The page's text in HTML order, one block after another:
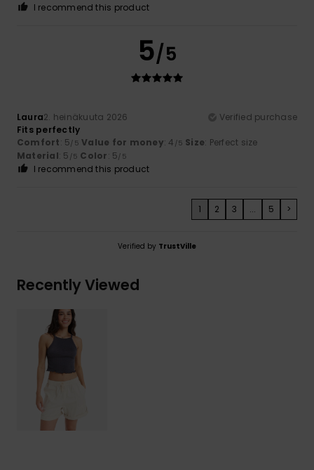
I recommend this product
5/5
Laura2. heinäkuuta 2026
Verified purchase
Fits perfectly
Comfort: 5/5 Value for money: 4 /5 Size: Perfect size
Material: 5 /5 Color: 5/5
I recommend this product
1 2 3 ... 5 >
Verified by TrustVille
Recently Viewed